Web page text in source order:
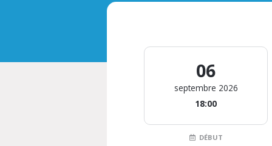
06
septembre 2026
18:00
DÉBUT